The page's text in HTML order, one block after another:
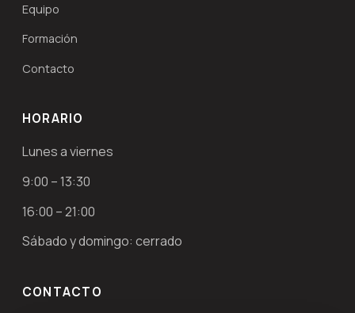
Equipo
Formación
Contacto
HORARIO
Lunes a viernes
9:00 – 13:30
16:00 – 21:00
Sábado y domingo: cerrado
CONTACTO